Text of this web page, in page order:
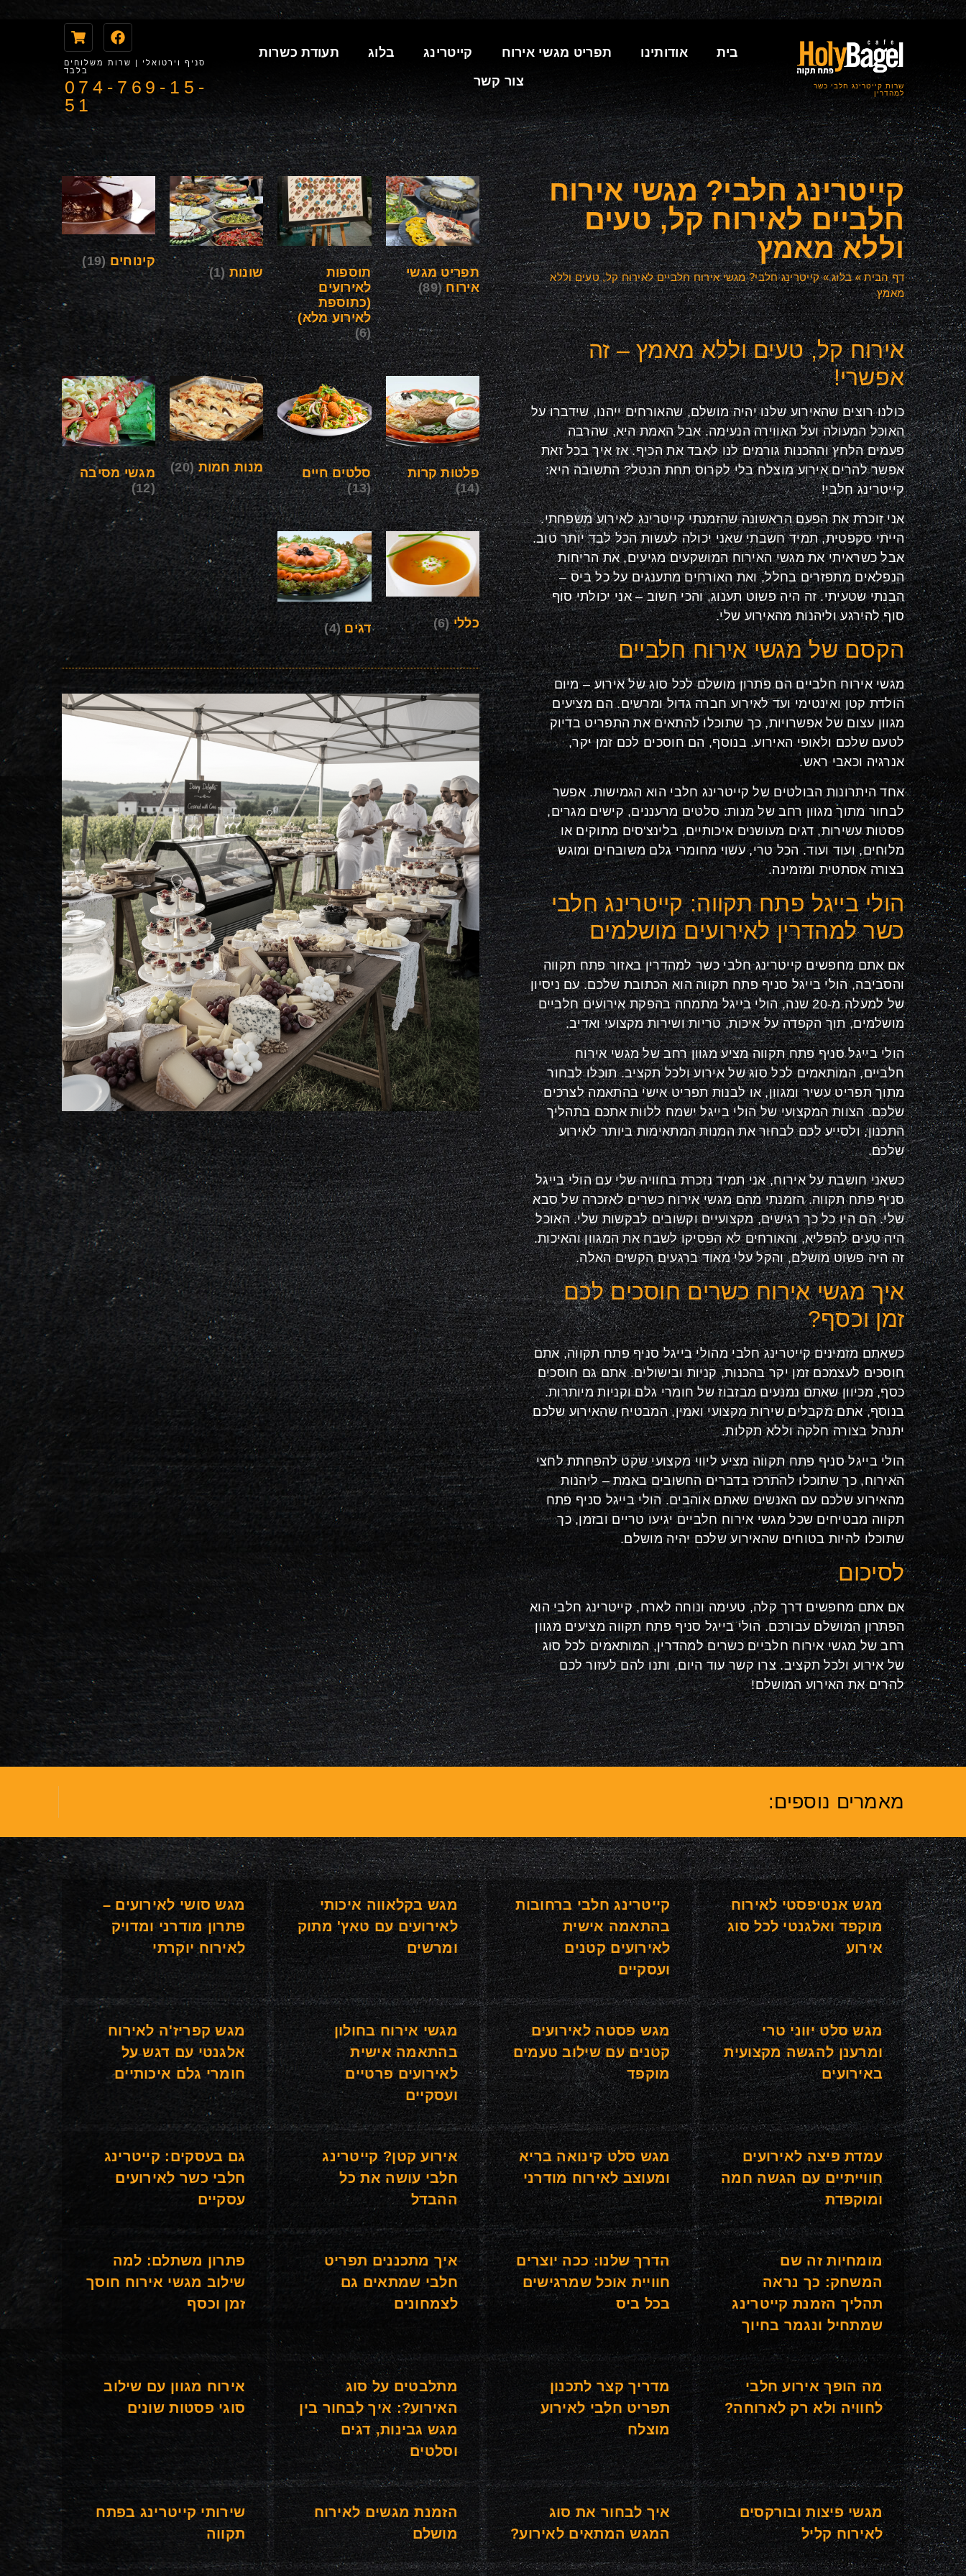
שרות קייטרינג חלבי כשר
למהדרין
בית אודותינו תפריט מגשי אירוח קייטרינג בלוג
תעודת כשרות
צור קשר
סניף וירטואלי | שרות משלוחים
בלבד
074-769-15-
51
קייטרינג חלבי? מגשי אירוח
חלביים לאירוח קל, טעים
וללא מאמץ
דף הבית»בלוג»קייטרינג חלבי? מגשי אירוח חלביים לאירוח קל, טעים וללא
מאמץ
אירוח קל, טעים וללא מאמץ – זה
אפשרי!
כולנו רוצים שהאירוע שלנו יהיה מושלם, שהאורחים ייהנו, שידברו על
האוכל המעולה ועל האווירה הנעימה. אבל האמת היא, שהרבה
פעמים הלחץ וההכנות גורמים לנו לאבד את הכיף. אז איך בכל זאת
אפשר להרים אירוע מוצלח בלי לקרוס תחת הנטל? התשובה היא:
קייטרינג חלבי!
אני זוכרת את הפעם הראשונה שהזמנתי קייטרינג לאירוע משפחתי.
הייתי סקפטית, תמיד חשבתי שאני יכולה לעשות הכל לבד יותר טוב.
אבל כשראיתי את מגשי האירוח המושקעים מגיעים, את הריחות
הנפלאים מתפזרים בחלל, ואת האורחים מתענגים על כל ביס –
הבנתי שטעיתי. זה היה פשוט תענוג, והכי חשוב – אני יכולתי סוף
סוף להירגע וליהנות מהאירוע שלי.
הקסם של מגשי אירוח חלביים
מגשי אירוח חלביים הם פתרון מושלם לכל סוג של אירוע – מיום
הולדת קטן ואינטימי ועד לאירוע חברה גדול ומרשים. הם מציעים
מגוון עצום של אפשרויות, כך שתוכלו להתאים את התפריט בדיוק
לטעם שלכם ולאופי האירוע. בנוסף, הם חוסכים לכם זמן יקר,
אנרגיה וכאבי ראש.
אחד היתרונות הבולטים של קייטרינג חלבי הוא הגמישות. אפשר
לבחור מתוך מגוון רחב של מנות: סלטים מרעננים, קישים מגרים,
פסטות עשירות, דגים מעושנים איכותיים, בלינצ'סים מתוקים או
מלוחים, ועוד ועוד. הכל טרי, עשוי מחומרי גלם משובחים ומוגש
בצורה אסתטית ומזמינה.
הולי בייגל פתח תקווה: קייטרינג חלבי
כשר למהדרין לאירועים מושלמים
אם אתם מחפשים קייטרינג חלבי כשר למהדרין באזור פתח תקווה
והסביבה, הולי בייגל סניף פתח תקווה הוא הכתובת שלכם. עם ניסיון
של למעלה מ-20 שנה, הולי בייגל מתמחה בהפקת אירועים חלביים
מושלמים, תוך הקפדה על איכות, טריות ושירות מקצועי ואדיב.
הולי בייגל סניף פתח תקווה מציע מגוון רחב של מגשי אירוח
חלביים, המותאמים לכל סוג של אירוע ולכל תקציב. תוכלו לבחור
מתוך תפריט עשיר ומגוון, או לבנות תפריט אישי בהתאמה לצרכים
שלכם. הצוות המקצועי של הולי בייגל ישמח ללוות אתכם בתהליך
התכנון, ולסייע לכם לבחור את המנות המתאימות ביותר לאירוע
שלכם.
כשאני חושבת על אירוח, אני תמיד נזכרת בחוויה שלי עם הולי בייגל
סניף פתח תקווה. הזמנתי מהם מגשי אירוח כשרים לאזכרה של סבא
שלי. הם היו כל כך רגישים, מקצועיים וקשובים לבקשות שלי. האוכל
היה טעים להפליא, והאורחים לא הפסיקו לשבח את המגוון והאיכות.
זה היה פשוט מושלם, והקל עלי מאוד ברגעים הקשים האלה.
איך מגשי אירוח כשרים חוסכים לכם
זמן וכסף?
כשאתם מזמינים קייטרינג חלבי מהולי בייגל סניף פתח תקווה, אתם
חוסכים לעצמכם זמן יקר בהכנות, קניות ובישולים. אתם גם חוסכים
כסף, מכיוון שאתם נמנעים מבזבוז של חומרי גלם וקניות מיותרות.
בנוסף, אתם מקבלים שירות מקצועי ואמין, המבטיח שהאירוע שלכם
יתנהל בצורה חלקה וללא תקלות.
הולי בייגל סניף פתח תקווה מציע ליווי מקצועי שקט להפחתת לחצי
האירוח, כך שתוכלו להתרכז בדברים החשובים באמת – ליהנות
מהאירוע שלכם עם האנשים שאתם אוהבים. הולי בייגל סניף פתח
תקווה מבטיחים שכל מגשי אירוח חלביים יגיעו טריים ובזמן, כך
שתוכלו להיות בטוחים שהאירוע שלכם יהיה מושלם.
לסיכום
אם אתם מחפשים דרך קלה, טעימה ונוחה לארח, קייטרינג חלבי הוא
הפתרון המושלם עבורכם. הולי בייגל סניף פתח תקווה מציעים מגוון
רחב של מגשי אירוח חלביים כשרים למהדרין, המותאמים לכל סוג
של אירוע ולכל תקציב. צרו קשר עוד היום, ותנו להם לעזור לכם
להרים את האירוע המושלם!
תפריט מגשי
אירוח(89)
תוספות
לאירועים
(כתוספת
לאירוע מלא)
(6)
שונות(1)
קינוחים (19)
פלטות קרות
(14)
סלטים חיים
(13)
מנות חמות(20)
מגשי מסיבה
(12)
כללי(6) דגים(4)
מאמרים נוספים:
מגש אנטיפסטי לאירוח
מוקפד ואלגנטי לכל סוג
אירוע
קייטרינג חלבי ברחובות
בהתאמה אישית
לאירועים קטנים
ועסקיים
מגש בקלאווה איכותי
לאירועים עם טאץ' מתוק
ומרשים
מגש סושי לאירועים –
פתרון מודרני ומדויק
לאירוח יוקרתי
מגש סלט יווני טרי
ומרענן להגשה מקצועית
באירועים
מגש פסטה לאירועים
קטנים עם שילוב טעמים
מוקפד
מגשי אירוח בחולון
בהתאמה אישית
לאירועים פרטיים
ועסקיים
מגש קפריז'ה לאירוח
אלגנטי עם דגש על
חומרי גלם איכותיים
עמדת פיצה לאירועים
חווייתיים עם הגשה חמה
ומוקפדת
מגש סלט קינואה בריא
ומעוצב לאירוח מודרני
אירוע קטן? קייטרינג
חלבי עושה את כל
ההבדל
גם בעסקים: קייטרינג
חלבי כשר לאירועים
עסקיים
מומחיות זה שם
המשחק: כך נראה
תהליך הזמנת קייטרינג
שמתחיל ונגמר בחיוך
הדרך שלנו: ככה יוצרים
חוויית אוכל שמרגישים
בכל ביס
איך מתכננים תפריט
חלבי שמתאים גם
לצמחונים
פתרון משתלם: למה
שילוב מגשי אירוח חוסך
זמן וכסף
מה הופך אירוע חלבי
לחוויה ולא רק לארוחה?
מדריך קצר לתכנון
תפריט חלבי לאירוע
מוצלח
מתלבטים על סוג
האירוע?: איך לבחור בין
מגש גבינות, דגים
וסלטים
אירוח מגוון עם שילוב
סוגי פסטות שונים
מגשי פיצות ובורקסים
לאירוח קליל
איך לבחור את סוג
המגש המתאים לאירוע?
הזמנת מגשים לאירוח
מושלם
שירותי קייטרינג בפתח
תקווה